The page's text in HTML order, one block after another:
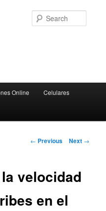
Online Celulares
Post
← Previous Next →
velocidad
en el